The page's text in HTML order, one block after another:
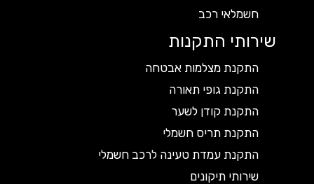
חשמלאי רכב
שירותי התקנות
התקנת מצלמות אבטחה
התקנת גופי תאורה
התקנת קודן לשער
התקנת תריס חשמלי
התקנת עמדת טעינה לרכב חשמלי
שירותי תיקונים